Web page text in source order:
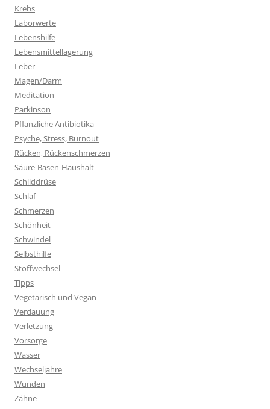
Krebs
Laborwerte
Lebenshilfe
Lebensmittellagerung
Leber
Magen/Darm
Meditation
Parkinson
Pflanzliche Antibiotika
Psyche, Stress, Burnout
Rücken, Rückenschmerzen
Säure-Basen-Haushalt
Schilddrüse
Schlaf
Schmerzen
Schönheit
Schwindel
Selbsthilfe
Stoffwechsel
Tipps
Vegetarisch und Vegan
Verdauung
Verletzung
Vorsorge
Wasser
Wechseljahre
Wunden
Zähne